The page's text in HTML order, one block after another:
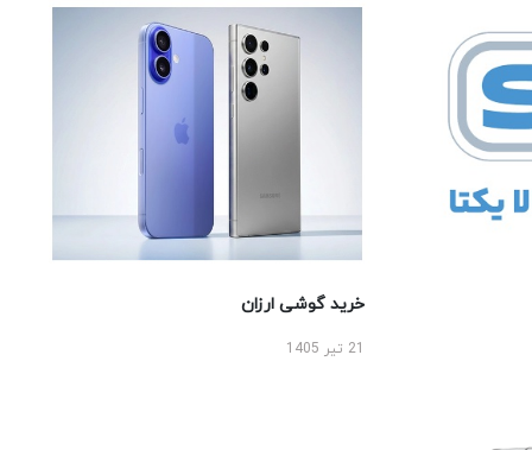
خرید گوشی ارزان